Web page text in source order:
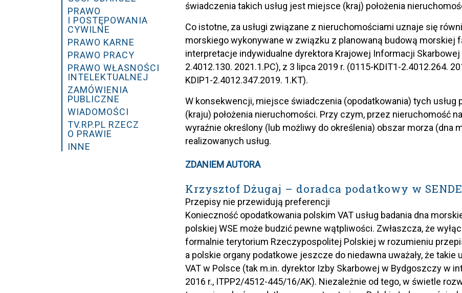
świadczenia takich usług jest miejsce (kraj) położenia
Co istotne, za usługi związane z nieruchomościami uznaje się
morskiego wykonywane w związku z planowaną budową morskiej
interpretacje indywidualne dyrektora Krajowej Informacji Skarbowej
2.4012.130. 2021.1.PC), z 3 lipca 2019 r. (0115-KDIT1-2.4012.264.
KDIP1-2.4012.347.2019. 1.KT).
W konsekwencji, miejsce świadczenia (opodatkowania) tych usług
(kraju) położenia nieruchomości. Przy czym, przez nieruchomość
wyraźnie określony (lub możliwy do określenia) obszar morza (dna
realizowanych usług.
ZDANIEM AUTORA
Krzysztof Dżugaj – doradca podatkowy w
Przepisy nie przewidują preferencji
Konieczność opodatkowania polskim VAT usług badania dna
polskiej WSE może budzić pewne wątpliwości. Zwłaszcza, że
formalnie terytorium Rzeczypospolitej Polskiej w rozumieniu
a polskie organy podatkowe jeszcze do niedawna uważały, że takie
VAT w Polsce (tak m.in. dyrektor Izby Skarbowej w Bydgoszczy w
2016 r., ITPP2/4512-445/16/AK). Niezależnie od tego, w świetle
PRAWO
I POSTĘPOWANIA
CYWILNE
PRAWO KARNE
PRAWO PRACY
PRAWO WŁASNOŚCI
INTELEKTUALNEJ
ZAMÓWIENIA
PUBLICZNE
WIADOMOŚCI
TV.RP.PL RZECZ
O PRAWIE
INNE